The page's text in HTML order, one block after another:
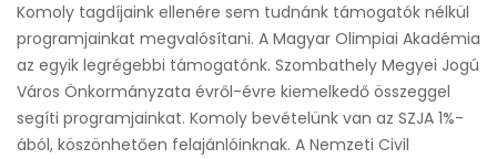
Komoly tagdíjaink ellenére sem tudnánk támogatók nélkül
programjainkat megvalósítani. A Magyar Olimpiai Akadémia
az egyik legrégebbi támogatónk. Szombathely Megyei Jogú
Város Önkormányzata évről-évre kiemelkedő összeggel
segíti programjainkat. Komoly bevételünk van az SZJA 1%-
ából, köszönhetően felajánlóinknak. A Nemzeti Civil